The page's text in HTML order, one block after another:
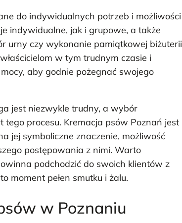
do indywidualnych potrzeb i możliwości
indywidualne, jak i grupowe, a także
urny czy wykonanie pamiątkowej biżuterii
w tym trudnym czasie i
aby godnie pożegnać swojego
jest niezwykle trudny, a wybór
procesu. Kremacja psów Poznań jest
jej symboliczne znaczenie, możliwość
postępowania z nimi. Warto
podchodzić do swoich klientów z
moment pełen smutku i żalu.
w Poznaniu